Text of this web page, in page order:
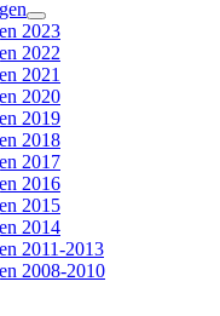
2023
2022
2021
2020
2019
2018
2017
2016
2015
2014
2011-2013
2008-2010